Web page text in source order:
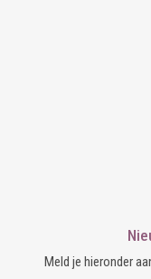
Meld je hieronder